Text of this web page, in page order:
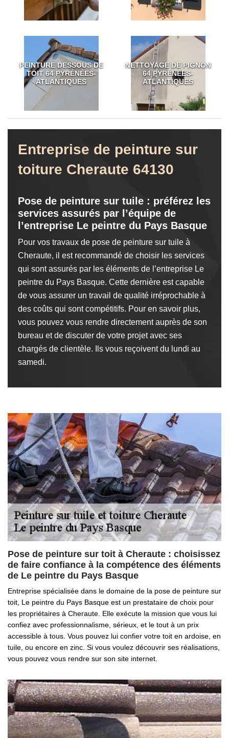
PEINTURE DESSOUS DE
TOIT 64 PYRÉNÉES-
ATLANTIQUES
NETTOYAGE DE PIGNON
64 PYRÉNÉES-
ATLANTIQUES
Entreprise de peinture sur
toiture Cheraute 64130
Pose de peinture sur tuile : préférez les
services assurés par l’équipe de
l’entreprise Le peintre du Pays Basque
Pour vos travaux de pose de peinture sur tuile à
Cheraute, il est recommandé de choisir les services
qui sont assurés par les éléments de l’entreprise Le
peintre du Pays Basque. Cette dernière est capable
de vous assurer un travail de qualité irréprochable à
des coûts qui sont compétitifs. Pour en savoir plus,
vous pouvez vous rendre directement auprès de son
bureau et de discuter de votre projet avec ses
chargés de clientèle. Ils vous reçoivent du lundi au
samedi.
Pose de peinture sur toit à Cheraute : choisissez
de faire confiance à la compétence des éléments
de Le peintre du Pays Basque
Entreprise spécialisée dans le domaine de la pose de peinture sur
toit, Le peintre du Pays Basque est un prestataire de choix pour
les propriétaires à Cheraute. Elle exécute la mission que vous lui
confiez avec professionnalisme, sérieux, et le tout à un prix
accessible à tous. Vous pouvez lui confier votre toit en ardoise, en
tuile, ou encore en zinc. Si vous voulez découvrir ses réalisations,
vous pouvez vous rendre sur son site internet.